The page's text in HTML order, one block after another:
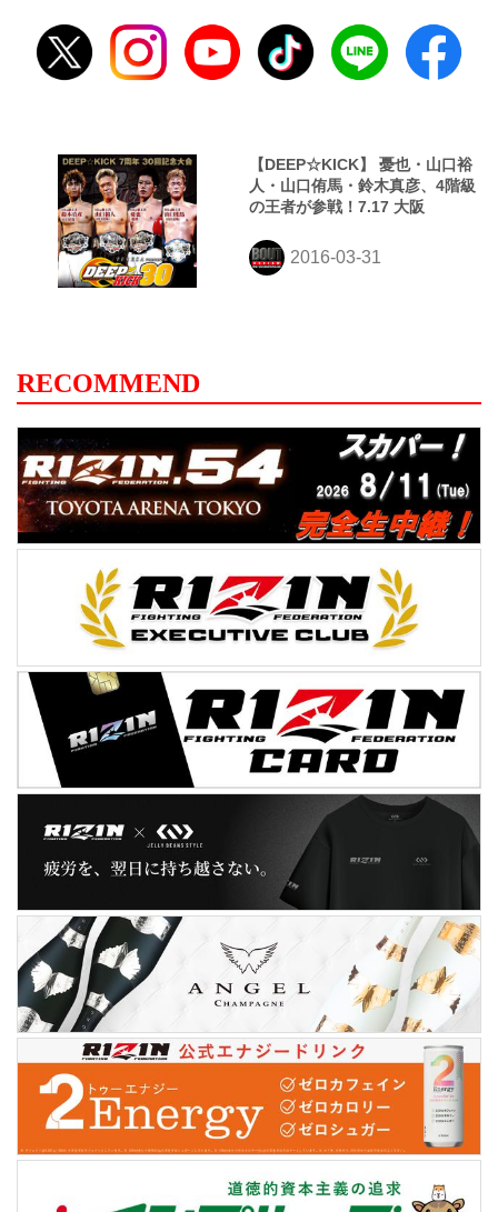
【DEEP☆KICK】 憂也・山口裕
人・山口侑馬・鈴木真彦、4階級
の王者が参戦！7.17 大阪
RECOMMEND